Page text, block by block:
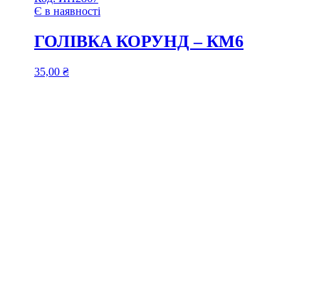
Є в наявності
ГОЛІВКА КОРУНД – КМ6
35,00 ₴